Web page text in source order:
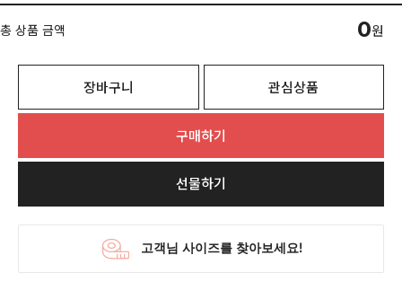
총 상품 금액 0원
장바구니 관심상품
구매하기
선물하기